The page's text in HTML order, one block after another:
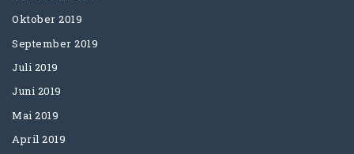
Oktober 2019
September 2019
Juli 2019
Juni 2019
Mai 2019
April 2019